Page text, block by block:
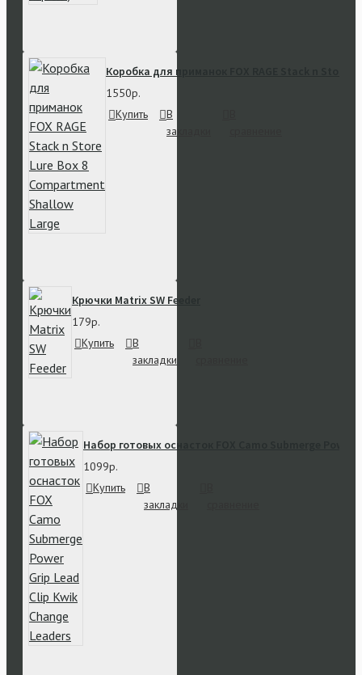
Коробка для приманок FOX RAGE Stack n Store
1550р.
Купить
В
закладки
Крючки Matrix SW Feeder
179р.
Купить
В
закладки
Набор готовых оснасток FOX Camo Submerge Power
1099р.
Купить
В
закладки